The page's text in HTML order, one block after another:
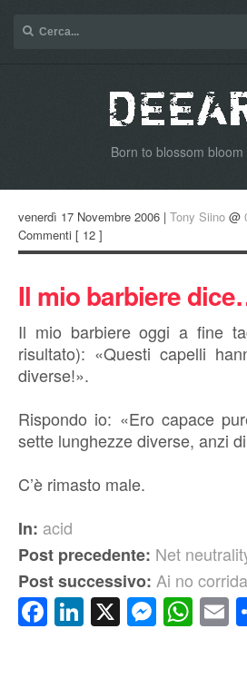
Born to blossom
venerdì 17 Novembre 2006 | Tony Siino @
Commenti [ 12 ]
Il mio barbiere
Il mio barbiere oggi a fine
risultato): «Questi capelli
diverse!».
Rispondo io: «Ero capace
sette lunghezze diverse, anzi
C’è rimasto male.
In: acid
Post precedente: Net
Post successivo: Ai no
Facebook
LinkedIn
X